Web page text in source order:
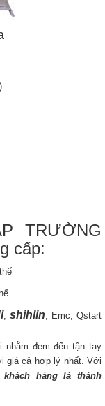
TRƯỜNG
cấp:
, shihlin , Emc, Qstart
nhằm đem đến tận tay
giá cả hợp lý nhất. Với
hàng là thành